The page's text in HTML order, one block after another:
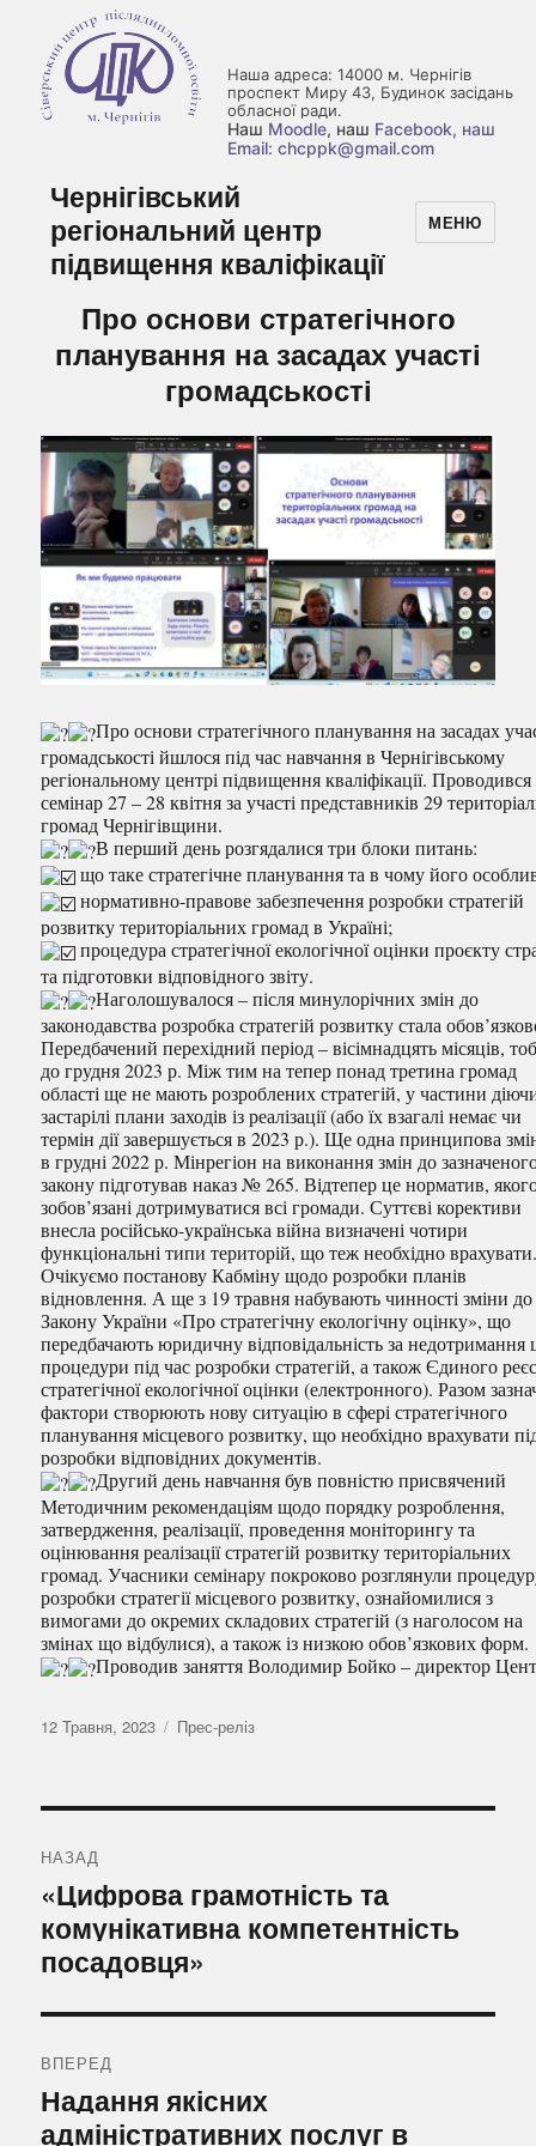
Наша адреса: 14000 м. Чернігів
проспект Миру 43, Будинок засідань
обласної ради.
Наш Moodle, наш Facebook, наш
Email: chcppk@gmail.com
Чернігівський
регіональний центр
підвищення кваліфікації
МЕНЮ
Про основи стратегічного
планування на засадах участі
громадськості
Про основи стратегічного планування на засадах
громадськості йшлося під час навчання в Чернігівському
регіональному центрі підвищення кваліфікації. Проводився
семінар 27 – 28 квітня за участі представників 29
громад Чернігівщини.
В перший день розгядалися три блоки питань:
що таке стратегічне планування та в чому його
нормативно-правове забезпечення розробки стратегій
розвитку територіальних громад в Україні;
процедура стратегічної екологічної оцінки проєкту
та підготовки відповідного звіту.
Наголошувалося – після минулорічних змін до
законодавства розробка стратегій розвитку стала
Передбачений перехідний період – вісімнадцять місяців,
до грудня 2023 р. Між тим на тепер понад третина громад
області ще не мають розроблених стратегій, у частини
застарілі плани заходів із реалізації (або їх взагалі немає чи
термін дії завершується в 2023 р.). Ще одна принципова
в грудні 2022 р. Мінрегіон на виконання змін до
закону підготував наказ № 265. Відтепер це норматив,
зобов’язані дотримуватися всі громади. Суттєві корективи
внесла російсько-українська війна визначені чотири
функціональні типи територій, що теж необхідно
Очікуємо постанову Кабміну щодо розробки планів
відновлення. А ще з 19 травня набувають чинності зміни до
Закону України «Про стратегічну екологічну оцінку», що
передбачають юридичну відповідальність за недотримання
процедури під час розробки стратегій, а також Єдиного
стратегічної екологічної оцінки (електронного). Разом
фактори створюють нову ситуацію в сфері стратегічного
планування місцевого розвитку, що необхідно врахувати
розробки відповідних документів.
Другий день навчання був повністю присвячений
Методичним рекомендаціям щодо порядку розроблення,
затвердження, реалізації, проведення моніторингу та
оцінювання реалізації стратегій розвитку територіальних
громад. Учасники семінару покроково розглянули
розробки стратегії місцевого розвитку, ознайомилися з
вимогами до окремих складових стратегій (з наголосом на
змінах що відбулися), а також із низкою обов’язкових форм.
Проводив заняття Володимир Бойко – директор
Оприлюднено
12 Травня, 2023 Категорії
Прес-реліз
записів
НАЗАД
Попередній
запис:
«Цифрова грамотність та
комунікативна компетентність
посадовця»
ВПЕРЕД
Наступний
запис:
Надання якісних
адміністративних послуг в